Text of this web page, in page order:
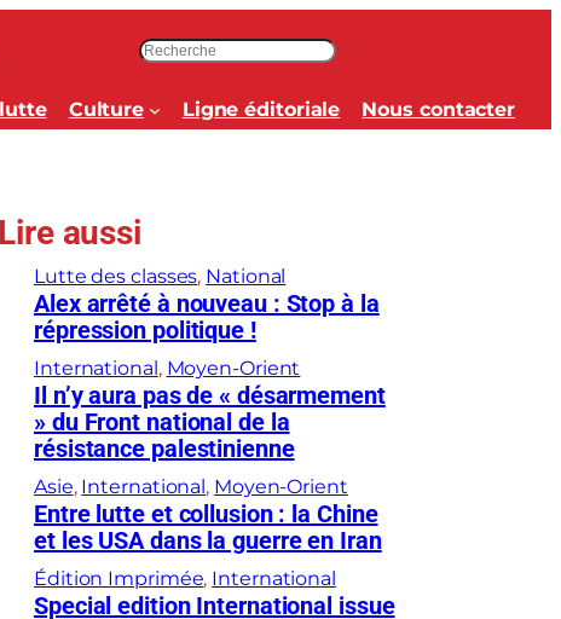
c
h
h
r
Culture Ligne éditoriale Nous contacter
Lire aussi
Lutte des classes, National
Alex arrêté à nouveau : Stop à la
répression politique !
International, Moyen-Orient
Il n’y aura pas de « désarmement
» du Front national de la
résistance palestinienne
Asie, International, Moyen-Orient
Entre lutte et collusion : la Chine
et les USA dans la guerre en Iran
Édition Imprimée, International
Special edition International issue